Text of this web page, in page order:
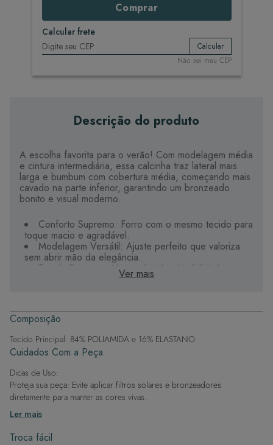
Comprar
Calcular frete
Calcular
Não sei meu CEP
Descrição do produto
A escolha favorita para o verão! Com modelagem média
e cintura intermediária, essa calcinha traz lateral mais
larga e bumbum com cobertura média, começando mais
cavado na parte inferior, garantindo um bronzeado
bonito e visual moderno.
Conforto Supremo: Forro com o mesmo tecido para
toque macio e agradável.
Modelagem Versátil: Ajuste perfeito que valoriza
sem abrir mão da elegância.
Tecido Premium: Alta qualidade, durabilidade e
Sua aliada para curtir o verão com estilo e liberdade.
Ver mais
Composição
Tecido Principal: 84% POLIAMIDA e 16% ELASTANO
Cuidados Com a Peça
Dicas de Uso:
Proteja sua peça: Evite aplicar filtros solares e bronzeadores
diretamente para manter as cores vivas.
Após a piscina: Lembre-se de que o cloro pode desgastar o tecido,
então enxague após sair da água.
Evite superfícies ásperas: Para manter a integridade do tecido, evite
Ler mais
Troca fácil